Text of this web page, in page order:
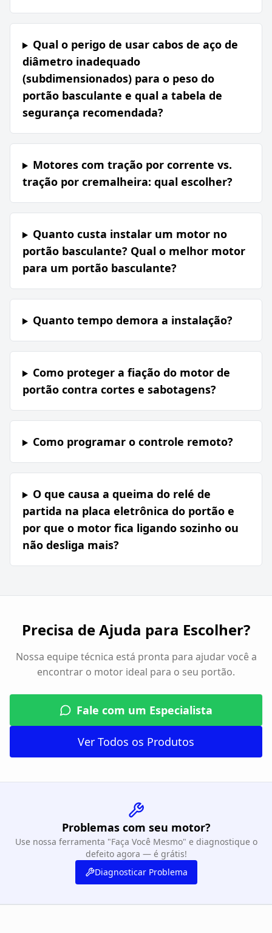
Qual o perigo de usar cabos de aço de
diâmetro inadequado
(subdimensionados) para o peso do
portão basculante e qual a tabela de
segurança recomendada?
Motores com tração por corrente vs.
tração por cremalheira: qual escolher?
Quanto custa instalar um motor no
portão basculante? Qual o melhor motor
para um portão basculante?
Quanto tempo demora a instalação?
Como proteger a fiação do motor de
portão contra cortes e sabotagens?
Como programar o controle remoto?
O que causa a queima do relé de
partida na placa eletrônica do portão e
por que o motor fica ligando sozinho ou
não desliga mais?
Precisa de Ajuda para Escolher?
Nossa equipe técnica está pronta para ajudar você a
encontrar o motor ideal para o seu portão.
Fale com um Especialista
Ver Todos os Produtos
Problemas com seu motor?
Use nossa ferramenta "Faça Você Mesmo" e diagnostique o
defeito agora — é grátis!
Diagnosticar Problema